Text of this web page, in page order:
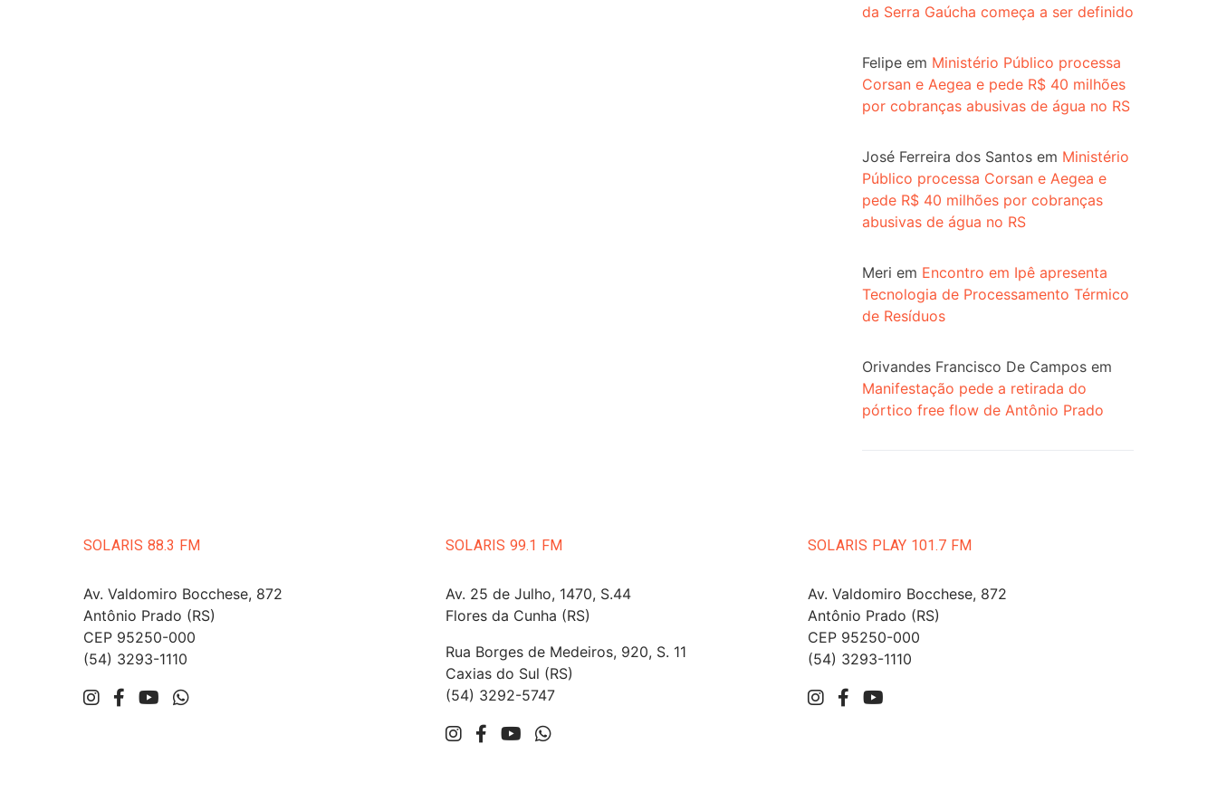
da Serra Gaúcha começa a ser definido
Felipe em Ministério Público processa
Corsan e Aegea e pede R$ 40 milhões
por cobranças abusivas de água no RS
José Ferreira dos Santos em Ministério
Público processa Corsan e Aegea e
pede R$ 40 milhões por cobranças
abusivas de água no RS
Meri em Encontro em Ipê apresenta
Tecnologia de Processamento Térmico
de Resíduos
Orivandes Francisco De Campos em
Manifestação pede a retirada do
pórtico free flow de Antônio Prado
SOLARIS 88.3 FM
Av. Valdomiro Bocchese, 872
Antônio Prado (RS)
CEP 95250-000
(54) 3293-1110
SOLARIS 99.1 FM
Av. 25 de Julho, 1470, S.44
Flores da Cunha (RS)
Rua Borges de Medeiros, 920, S. 11
Caxias do Sul (RS)
(54) 3292-5747
SOLARIS PLAY 101.7 FM
Av. Valdomiro Bocchese, 872
Antônio Prado (RS)
CEP 95250-000
(54) 3293-1110